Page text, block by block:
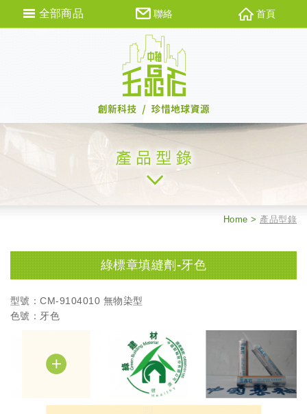
Home 產品型錄
綠標章填縫劑-牙色
型號：CM-9104010 無物染型
色號：牙色
全部商品 聯絡 首頁